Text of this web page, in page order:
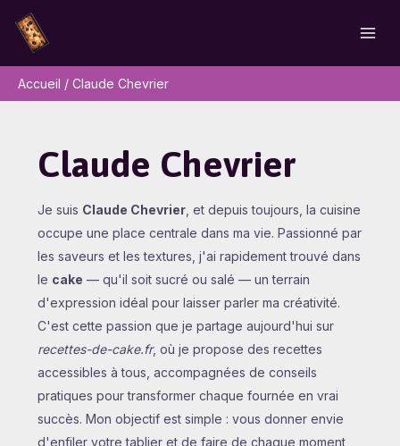
contenu
Accueil
Claude Chevrier
Claude Chevrier
Je suis Claude Chevrier , et depuis toujours, la cuisine
occupe une place centrale dans ma vie. Passionné par
les saveurs et les textures, j'ai rapidement trouvé dans
le cake — qu'il soit sucré ou salé — un terrain
d'expression idéal pour laisser parler ma créativité.
C'est cette passion que je partage aujourd'hui sur
recettes-de-cake.fr, où je propose des recettes
accessibles à tous, accompagnées de conseils
pratiques pour transformer chaque fournée en vrai
succès. Mon objectif est simple : vous donner envie
d'enfiler votre tablier et de faire de chaque moment